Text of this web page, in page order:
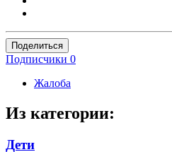
Поделиться
Подписчики 0
Жалоба
Из категории:
Дети